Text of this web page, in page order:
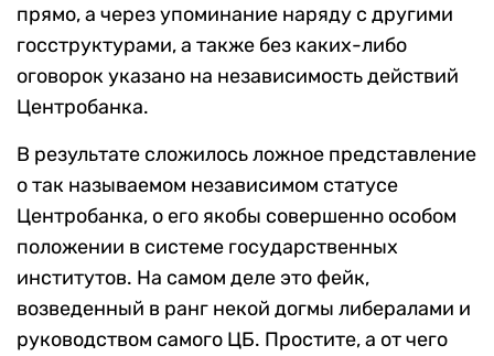
прямо, а через упоминание наряду с другими
госструктурами, а также без каких-либо
оговорок указано на независимость действий
Центробанка.
В результате сложилось ложное представление
о так называемом независимом статусе
Центробанка, о его якобы совершенно особом
положении в системе государственных
институтов. На самом деле это фейк,
возведенный в ранг некой догмы либералами и
руководством самого ЦБ. Простите, а от чего